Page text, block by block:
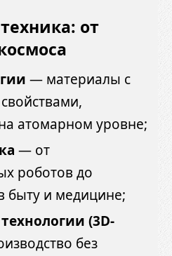
от
— материалы с
атомарном уровне;
— от
роботов до
быту и медицине;
(3D-
без